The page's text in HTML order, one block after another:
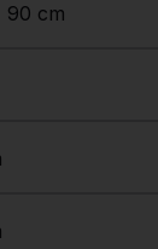
90 cm